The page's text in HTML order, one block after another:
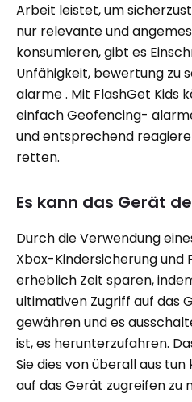
Arbeit leistet, um
nur relevante und
konsumieren, gibt es
Unfähigkeit, bewertung zu
alarme . Mit FlashGet Kids
einfach Geofencing-
und entsprechend
retten.
Es kann das Gerät
Durch die Verwendung
Xbox-Kindersicherung und
erheblich Zeit sparen,
ultimativen Zugriff auf das
gewähren und es
ist, es herunterzufahren.
Sie dies von überall aus
auf das Gerät zugreifen zu